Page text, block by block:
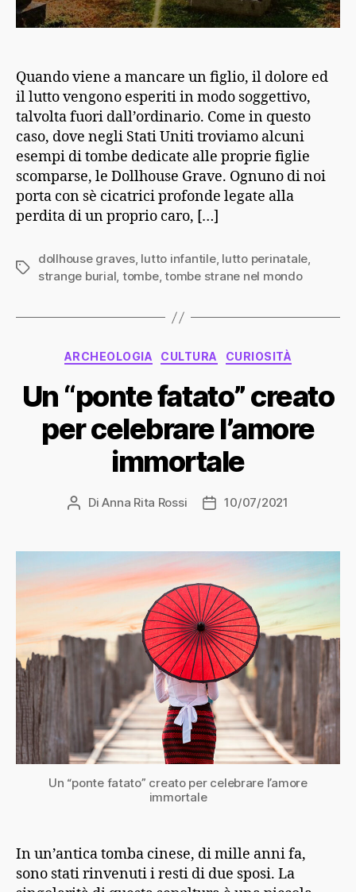
Quando viene a mancare un figlio, il dolore ed
il lutto vengono esperiti in modo soggettivo,
talvolta fuori dall’ordinario. Come in questo
caso, dove negli Stati Uniti troviamo alcuni
esempi di tombe dedicate alle proprie figlie
scomparse, le Dollhouse Grave. Ognuno di noi
porta con sè cicatrici profonde legate alla
perdita di un proprio caro, […]
Tag
dollhouse graves, lutto infantile, lutto perinatale,
strange burial, tombe,tombe strane nel mondo
Categorie
ARCHEOLOGIA CULTURA CURIOSITÀ
Un “ponte fatato” creato
per celebrare l’amore
immortale
Autore
DiAnna Rita Rossi
Data10/07/2021
Un “ponte fatato” creato per celebrare l’amore
immortale
In un’antica tomba cinese, di mille anni fa,
sono stati rinvenuti i resti di due sposi. La